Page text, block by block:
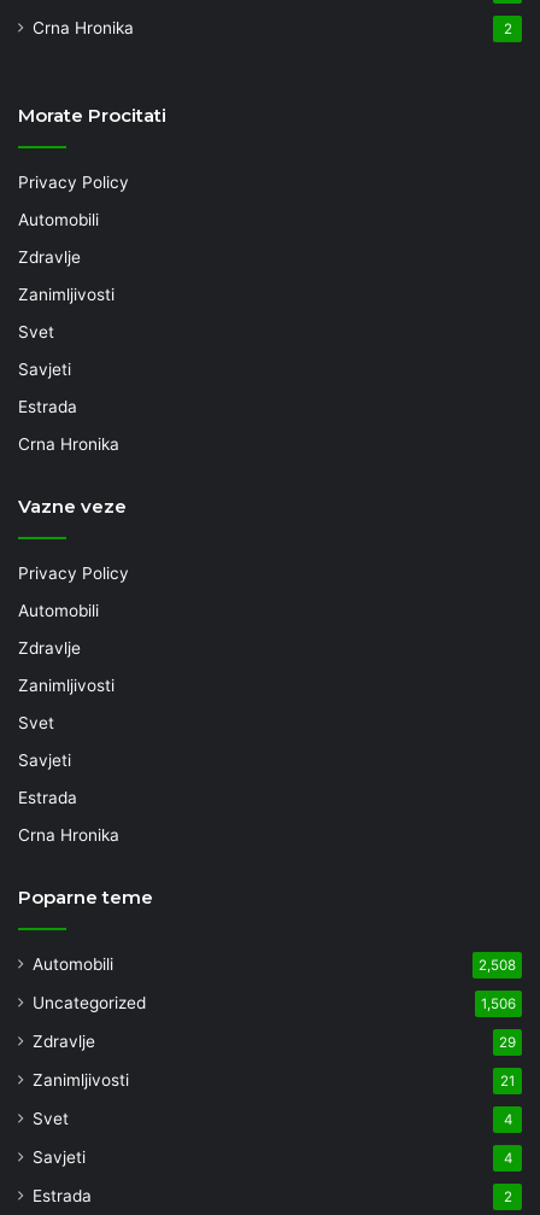
Crna Hronika 2
Morate Procitati
Privacy Policy
Automobili
Zdravlje
Zanimljivosti
Svet
Savjeti
Estrada
Crna Hronika
Vazne veze
Privacy Policy
Automobili
Zdravlje
Zanimljivosti
Svet
Savjeti
Estrada
Crna Hronika
Poparne teme
Automobili 2,508
Uncategorized 1,506
Zdravlje 29
Zanimljivosti 21
Svet 4
Savjeti 4
Estrada 2